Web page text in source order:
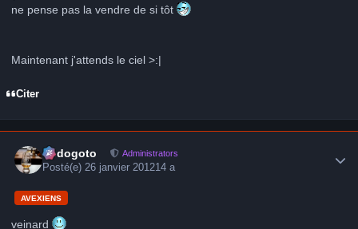
ne pense pas la vendre de si tôt
Maintenant j'attends le ciel >:|
Citer
frédogoto Administrators
Posté(e)26 janvier 201214 a
AVEXIENS
veinard